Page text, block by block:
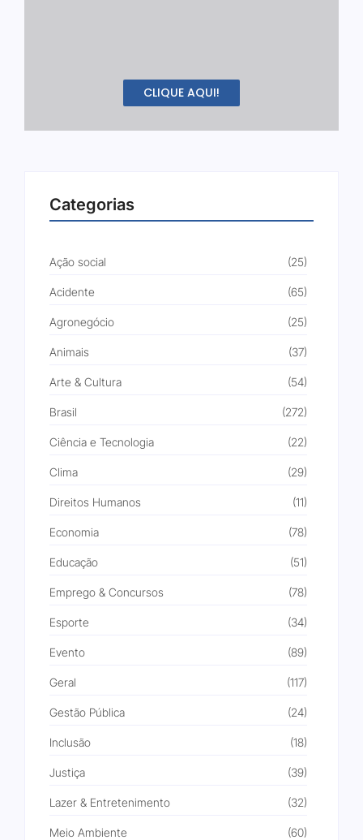
CLIQUE AQUI!
Categorias
Ação social (25)
Acidente (65)
Agronegócio (25)
Animais (37)
Arte & Cultura (54)
Brasil (272)
Ciência e Tecnologia (22)
Clima (29)
Direitos Humanos (11)
Economia (78)
Educação (51)
Emprego & Concursos (78)
Esporte (34)
Evento (89)
Geral (117)
Gestão Pública (24)
Inclusão (18)
Justiça (39)
Lazer & Entretenimento (32)
Meio Ambiente (60)